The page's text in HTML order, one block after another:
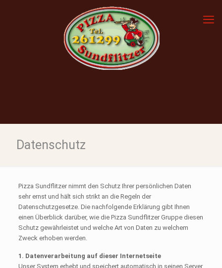
Datenschutz
Pizza Sundflitzer nimmt den Schutz Ihrer persönlichen Daten
sehr ernst und hält sich strikt an die Regeln der
Datenschutzgesetze. Die nachfolgende Erklärung gibt Ihnen
einen Überblick darüber, wie die Pizza Sundflitzer Gruppe diesen
Schutz gewährleistet und welche Art von Daten zu welchem
Zweck erhoben werden.
1. Datenverarbeitung auf dieser Internetseite
Unser System erhebt und speichert automatisch in seinen Server